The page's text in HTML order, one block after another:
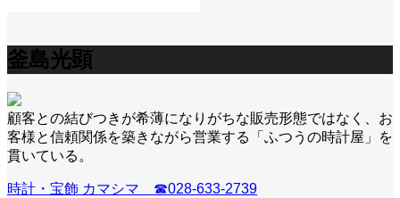
釜島光顕
顧客との結びつきが希薄になりがちな販売形態ではなく、お
客様と信頼関係を築きながら営業する「ふつうの時計屋」を
貫いている。
時計・宝飾 カマシマ ☎028-633-2739